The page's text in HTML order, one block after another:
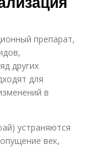
препарат,
других
для
в
устраняются
век,